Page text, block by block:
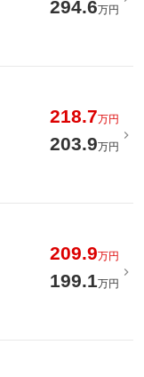
294.6万円
218.7万円
203.9万円
209.9万円
199.1万円